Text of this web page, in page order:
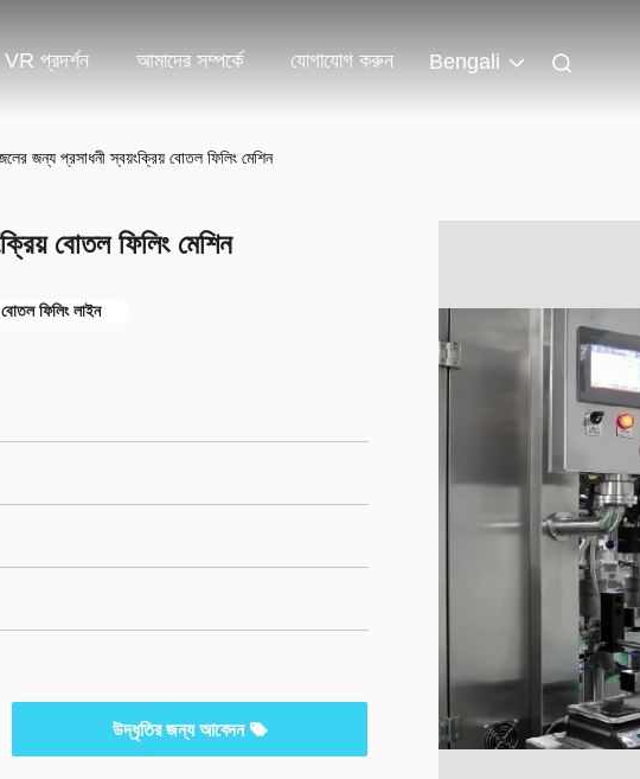
VR প্রদর্শন আমাদের সম্পর্কে যোগাযোগ করুন Bengali
জন্য প্রসাধনী স্বয়ংক্রিয় বোতল ফিলিং মেশিন
বোতল ফিলিং মেশিন
ফিলিং লাইন
উদ্ধৃতির জন্য আবেদন